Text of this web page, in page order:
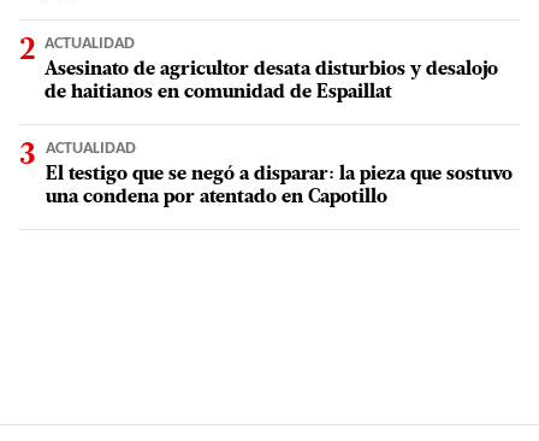
ACTUALIDAD
Asesinato de agricultor desata disturbios y desalojo
de haitianos en comunidad de Espaillat
ACTUALIDAD
El testigo que se negó a disparar: la pieza que sostuvo
una condena por atentado en Capotillo